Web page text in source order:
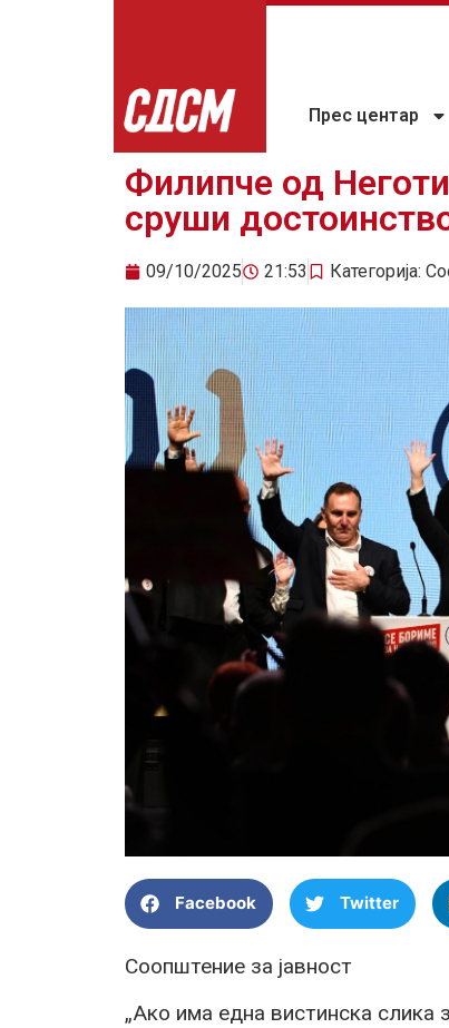
Прес центар
Филипче од
сруши
09/10/2025 21:53 Категорија:
Facebook Twitter
Соопштение за јавност
„Ако има една вистинска слика